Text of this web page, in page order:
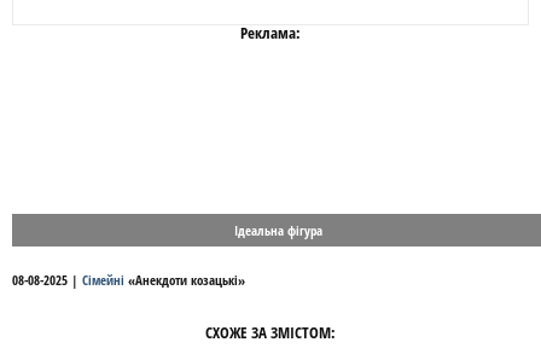
Реклама:
Ідеальна фігура
08-08-2025 | Сімейні «Анекдоти козацькі»
СХОЖЕ ЗА ЗМІСТОМ: